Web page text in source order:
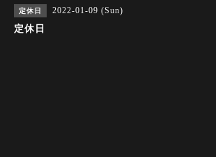
定休日 2022-01-09 (Sun)
定休日